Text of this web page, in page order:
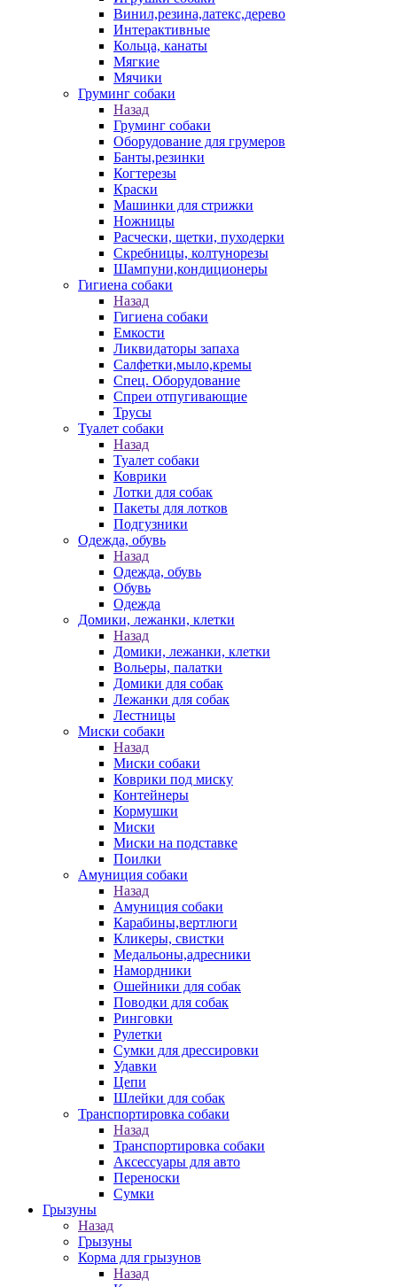
Винил,резина,латекс,дерево
Интерактивные
Кольца, канаты
Мягкие
Мячики
Груминг собаки
Назад
Груминг собаки
Оборудование для грумеров
Банты,резинки
Когтерезы
Краски
Машинки для стрижки
Ножницы
Расчески, щетки, пуходерки
Скребницы, колтунорезы
Шампуни,кондиционеры
Гигиена собаки
Назад
Гигиена собаки
Емкости
Ликвидаторы запаха
Салфетки,мыло,кремы
Спец. Оборудование
Спреи отпугивающие
Трусы
Туалет собаки
Назад
Туалет собаки
Коврики
Лотки для собак
Пакеты для лотков
Подгузники
Одежда, обувь
Назад
Одежда, обувь
Обувь
Одежда
Домики, лежанки, клетки
Назад
Домики, лежанки, клетки
Вольеры, палатки
Домики для собак
Лежанки для собак
Лестницы
Миски собаки
Назад
Миски собаки
Коврики под миску
Контейнеры
Кормушки
Миски
Миски на подставке
Поилки
Амуниция собаки
Назад
Амуниция собаки
Карабины,вертлюги
Кликеры, свистки
Медальоны,адресники
Намордники
Ошейники для собак
Поводки для собак
Ринговки
Рулетки
Сумки для дрессировки
Удавки
Цепи
Шлейки для собак
Транспортировка собаки
Назад
Транспортировка собаки
Аксессуары для авто
Переноски
Сумки
Грызуны
Назад
Грызуны
Корма для грызунов
Назад